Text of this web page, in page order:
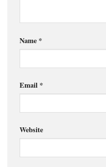
Name *
Email *
Website